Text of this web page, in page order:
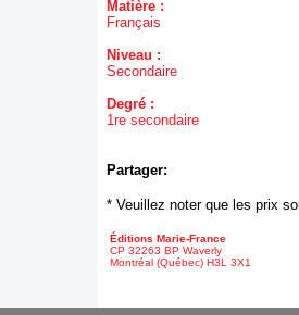
Matière :
Français
Niveau :
Secondaire
Degré :
1re secondaire
Partager:
* Veuillez noter que les prix
Éditions Marie-France
CP 32263 BP Waverly
Montréal (Québec) H3L 3X1